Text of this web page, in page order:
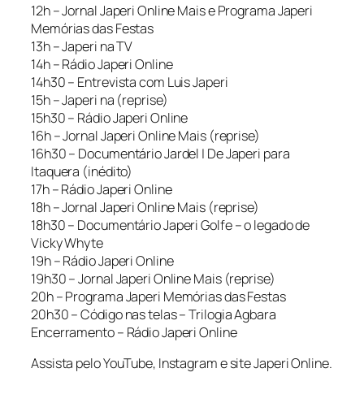
12h – Jornal Japeri Online Mais e Programa Japeri
Memórias das Festas
13h – Japeri na TV
14h – Rádio Japeri Online
14h30 – Entrevista com Luis Japeri
15h – Japeri na (reprise)
15h30 – Rádio Japeri Online
16h – Jornal Japeri Online Mais (reprise)
16h30 – Documentário Jardel | De Japeri para
Itaquera (inédito)
17h – Rádio Japeri Online
18h – Jornal Japeri Online Mais (reprise)
18h30 – Documentário Japeri Golfe – o legado de
Vicky Whyte
19h – Rádio Japeri Online
19h30 – Jornal Japeri Online Mais (reprise)
20h – Programa Japeri Memórias das Festas
20h30 – Código nas telas – Trilogia Agbara
Encerramento – Rádio Japeri Online
Assista pelo YouTube, Instagram e site Japeri Online.